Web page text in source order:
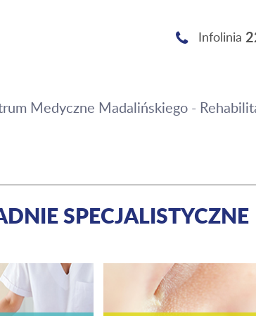
Infolinia
Medyczne Madalińskiego -
SPECJALISTYCZNE